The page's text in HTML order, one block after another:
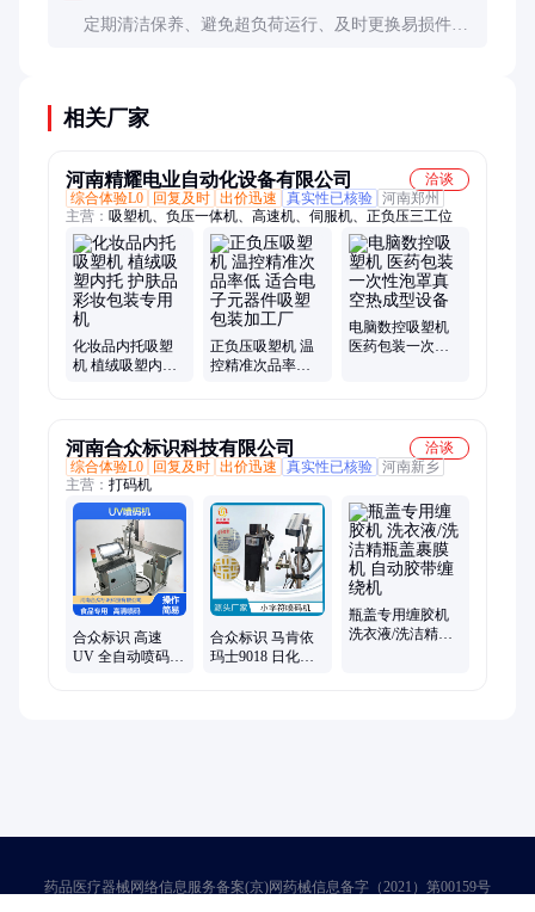
定期清洁保养、避免超负荷运行、及时更换易损件是
相关厂家
河南精耀电业自动化设备有限公司
洽谈
综合体验L0
回复及时 出价迅速 真实性已核验 河南郑州
主营： 吸塑机、负压一体机、高速机、伺服机、正负压三工位
化妆品内托吸塑
机 植绒吸塑内托
正负压吸塑机 温
控精准次品率低
电脑数控吸塑机
医药包装一次性
河南合众标识科技有限公司
洽谈
综合体验L0
回复及时 出价迅速 真实性已核验 河南新乡
主营： 打码机
合众标识 高速
UV 全自动喷码机
合众标识 马肯依
玛士9018 日化瓶
瓶盖专用缠胶机
洗衣液/洗洁精瓶
药品医疗器械网络信息服务备案(京)网药械信息备字（2021）第00159号